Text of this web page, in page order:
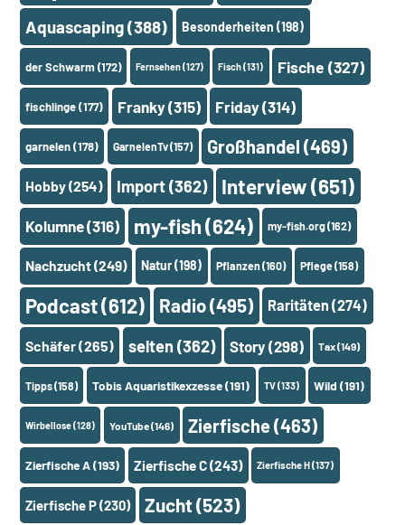
Aquascaping(388) Besonderheiten (198)
der Schwarm(172) Fernsehen(127) Fisch(131) Fische (327)
fischlinge(177) Franky(315) Friday(314)
garnelen(178) GarnelenTv(157) Großhandel (469)
Hobby(254) Import(362) Interview(651)
Kolumne(316) my-fish(624) my-fish.org(162)
Nachzucht(249) Natur(198) Pflanzen(160) Pflege(158)
Podcast(612) Radio(495) Raritäten (274)
Schäfer(265) selten (362) Story (298) Tax(149)
Tipps(158) Tobis Aquaristikexzesse(191) TV(133) Wild (191)
Wirbellose(128) YouTube(146) Zierfische(463)
Zierfische A(193) Zierfische C(243) Zierfische H(137)
Zierfische P(230) Zucht(523)